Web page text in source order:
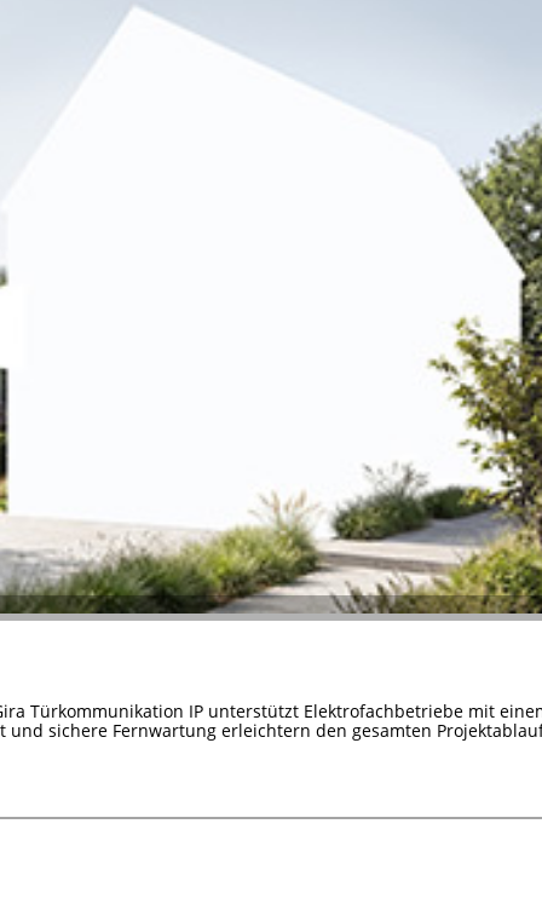
Türkommunikation IP unterstützt Elektrofachbetriebe mit
sichere Fernwartung erleichtern den gesamten